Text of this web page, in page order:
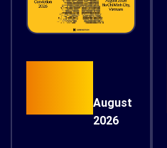
August
2026